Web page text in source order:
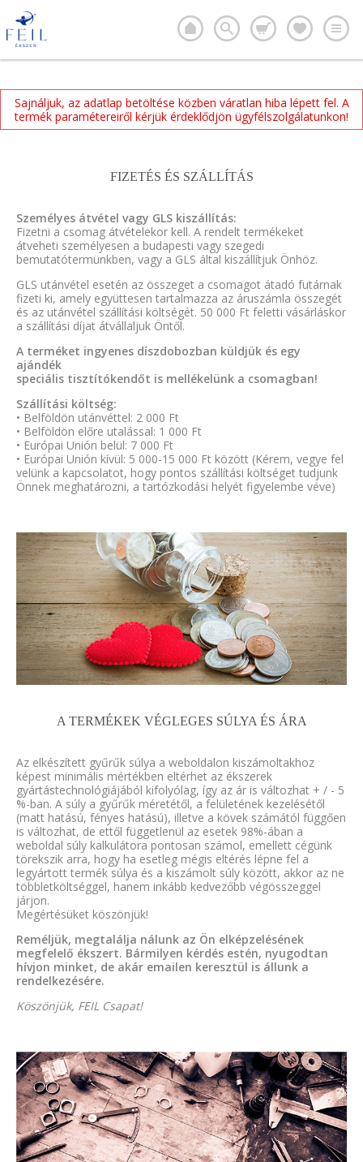
Sajnáljuk, az adatlap betöltése közben váratlan hiba lépett fel. A
termék paramétereiről kérjük érdeklődjön ügyfélszolgálatunkon!
FIZETÉS ÉS SZÁLLÍTÁS
Személyes átvétel vagy GLS kiszállítás:
Fizetni a csomag átvételekor kell. A rendelt termékeket
átveheti személyesen a budapesti vagy szegedi
bemutatótermünkben, vagy a GLS által kiszállítjuk Önhöz.
GLS utánvétel esetén az összeget a csomagot átadó futárnak
fizeti ki, amely együttesen tartalmazza az áruszámla összegét
és az utánvétel szállítási költségét. 50 000 Ft feletti vásárláskor
a szállítási díjat átvállaljuk Öntől.
A terméket ingyenes díszdobozban küldjük és egy
ajándék
speciális tisztítókendőt is mellékelünk a csomagban!
Szállítási költség:
• Belföldön utánvéttel: 2 000 Ft
• Belföldön előre utalással: 1 000 Ft
• Európai Unión belül: 7 000 Ft
• Európai Unión kívül: 5 000-15 000 Ft között (Kérem, vegye fel
velünk a kapcsolatot, hogy pontos szállítási költséget tudjunk
Önnek meghatározni, a tartózkodási helyét figyelembe véve)
A TERMÉKEK VÉGLEGES SÚLYA ÉS ÁRA
Az elkészített gyűrűk súlya a weboldalon kiszámoltakhoz
képest minimális mértékben eltérhet az ékszerek
gyártástechnológiájából kifolyólag, így az ár is változhat + / - 5
%-ban. A súly a gyűrűk méretétől, a felületének kezelésétől
(matt hatású, fényes hatású), illetve a kövek számától függően
is változhat, de ettől függetlenül az esetek 98%-ában a
weboldal súly kalkulátora pontosan számol, emellett cégünk
törekszik arra, hogy ha esetleg mégis eltérés lépne fel a
legyártott termék súlya és a kiszámolt súly között, akkor az ne
többletköltséggel, hanem inkább kedvezőbb végösszeggel
járjon.
Megértésüket köszönjük!
Reméljük, megtalálja nálunk az Ön elképzelésének
megfelelő ékszert. Bármilyen kérdés estén, nyugodtan
hívjon minket, de akár emailen keresztül is állunk a
rendelkezésére.
Köszönjük, FEIL Csapat!